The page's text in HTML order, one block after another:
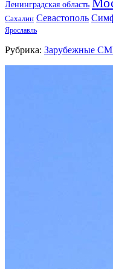
Ленинградская область
Сахалин Севастополь
Ярославль
Рубрика: Зарубежные